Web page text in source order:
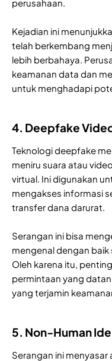
perusahaan.
Kejadian ini
telah berkembang
lebih berbahaya.
keamanan data dan
untuk menghadapi
4. Deepfake
Teknologi deepfake
meniru suara atau
virtual. Ini digunakan
mengakses informasi
transfer dana darurat.
Serangan ini bisa
mengenal dengan baik
Oleh karena itu,
permintaan yang
yang terjamin
5. Non-Human
Serangan ini